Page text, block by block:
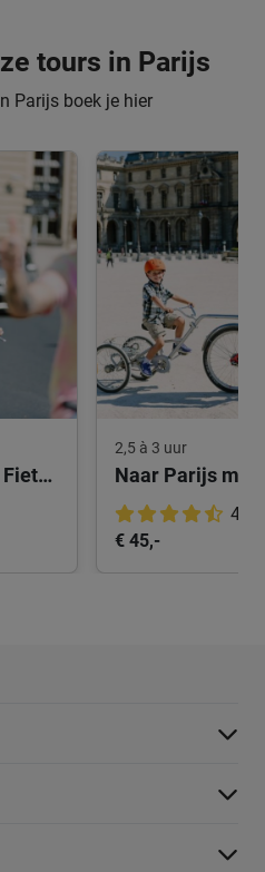
tours in Parijs
Parijs boek je hier
Geheimen van Parijs Fietstocht
2,5 à 3 uur
Naar Parijs met
4.8
€ 45,-